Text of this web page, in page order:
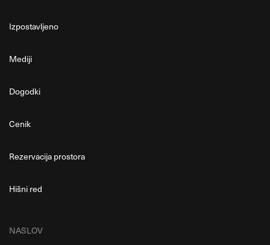
Izpostavljeno
Mediji
Dogodki
Cenik
Rezervacija prostora
Hišni red
NASLOV